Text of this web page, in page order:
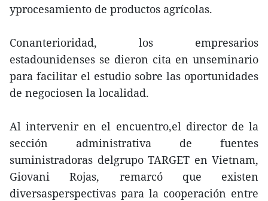
yprocesamiento de productos agrícolas.
Conanterioridad, los empresarios
estadounidenses se dieron cita en unseminario
para facilitar el estudio sobre las oportunidades
de negociosen la localidad.
Al intervenir en el encuentro,el director de la
sección administrativa de fuentes
suministradoras delgrupo TARGET en Vietnam,
Giovani Rojas, remarcó que existen
diversasperspectivas para la cooperación entre